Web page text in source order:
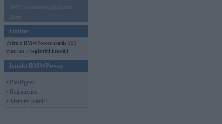
BMW konkurentu jaunumi
Moto
Online
Pašreiz BMWPower skatās 151
viesi un 7 reģistrēti lietotāji.
Ienākt BMWPower
• Pieslēgties
• Reģistrēties
• Aizmirsi paroli?